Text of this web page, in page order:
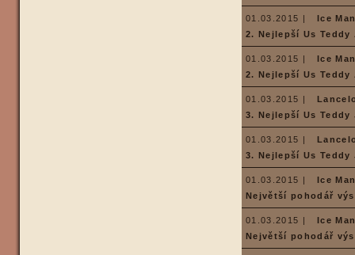
01.03.2015 |
Ice
2. Nejlepší Us Teddy
01.03.2015 |
Ice
2. Nejlepší Us Teddy
01.03.2015 |
3. Nejlepší Us Teddy
01.03.2015 |
3. Nejlepší Us Teddy
01.03.2015 |
Ice
Největší pohodář
01.03.2015 |
Ice
Největší pohodář